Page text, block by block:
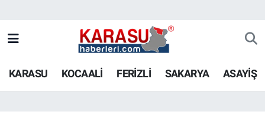
KARASU KOCAALİ FERİZLİ SAKARYA ASAYİŞ